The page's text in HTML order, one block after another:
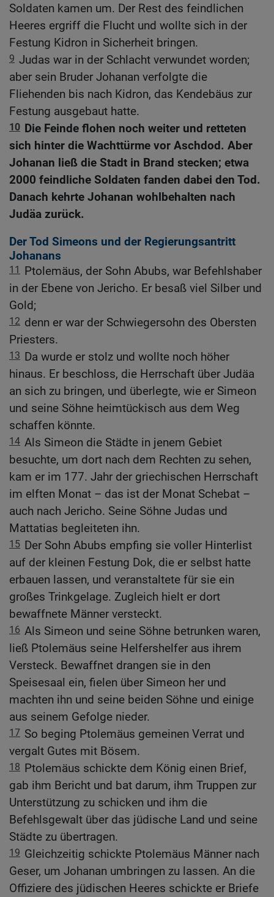
Soldaten kamen um. Der Rest des feindlichen
Heeres ergriff die Flucht und wollte sich in der
Festung Kidron in Sicherheit bringen.
9 Judas war in der Schlacht verwundet worden;
aber sein Bruder Johanan verfolgte die
Fliehenden bis nach Kidron, das Kendebäus zur
Festung ausgebaut hatte.
10 Die Feinde flohen noch weiter und retteten
sich hinter die Wachttürme vor Aschdod. Aber
Johanan ließ die Stadt in Brand stecken; etwa
2000 feindliche Soldaten fanden dabei den Tod.
Danach kehrte Johanan wohlbehalten nach
Judäa zurück.
Der Tod Simeons und der Regierungsantritt
Johanans
11
Ptolemäus, der Sohn Abubs, war Befehlshaber
in der Ebene von Jericho. Er besaß viel Silber und
Gold;
12 denn er war der Schwiegersohn des Obersten
Priesters.
13 Da wurde er stolz und wollte noch höher
hinaus. Er beschloss, die Herrschaft über Judäa
an sich zu bringen, und überlegte, wie er Simeon
und seine Söhne heimtückisch aus dem Weg
schaffen könnte.
14 Als Simeon die Städte in jenem Gebiet
besuchte, um dort nach dem Rechten zu sehen,
kam er im 177. Jahr der griechischen Herrschaft
im elften Monat – das ist der Monat Schebat –
auch nach Jericho. Seine Söhne Judas und
Mattatias begleiteten ihn.
15 Der Sohn Abubs empfing sie voller Hinterlist
auf der kleinen Festung Dok, die er selbst hatte
erbauen lassen, und veranstaltete für sie ein
großes Trinkgelage. Zugleich hielt er dort
bewaffnete Männer versteckt.
16 Als Simeon und seine Söhne betrunken waren,
ließ Ptolemäus seine Helfershelfer aus ihrem
Versteck. Bewaffnet drangen sie in den
Speisesaal ein, fielen über Simeon her und
machten ihn und seine beiden Söhne und einige
aus seinem Gefolge nieder.
17 So beging Ptolemäus gemeinen Verrat und
vergalt Gutes mit Bösem.
18 Ptolemäus schickte dem König einen Brief,
gab ihm Bericht und bat darum, ihm Truppen zur
Unterstützung zu schicken und ihm die
Befehlsgewalt über das jüdische Land und seine
Städte zu übertragen.
19 Gleichzeitig schickte Ptolemäus Männer nach
Geser, um Johanan umbringen zu lassen. An die
Offiziere des jüdischen Heeres schickte er Briefe